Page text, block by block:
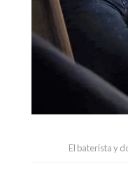
El baterista y